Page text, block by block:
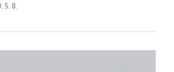
5. 8.